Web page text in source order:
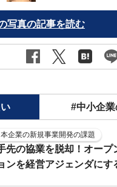
写真の記事を読む
#中小企
本企業の新規事業開発の課題
先の協業を脱却！オープ
ンを経営アジェンダにす